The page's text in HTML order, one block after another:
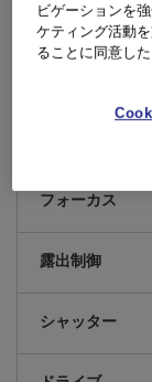
手ぶれ補正
フォーカス
露出制御
シャッター
ビゲーションを
ケティング活動
ることに同意し